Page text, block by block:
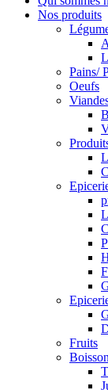
Nos produits
Pains/
Oeufs
Fruits